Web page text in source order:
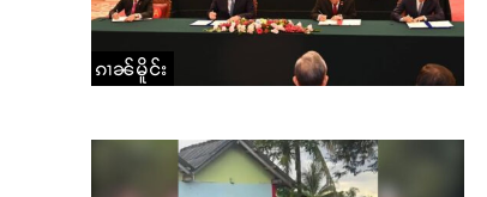
ၵၢၼ်မိူင်း